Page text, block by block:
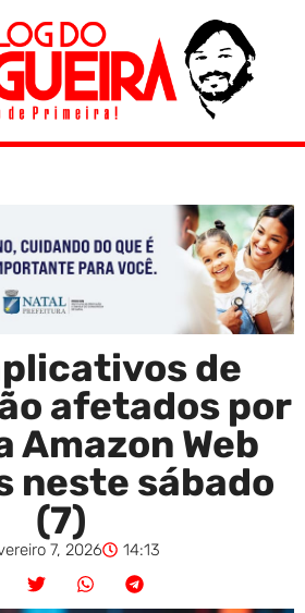
de
afetados por
Amazon Web
neste sábado
(7)
7, 2026 14:13